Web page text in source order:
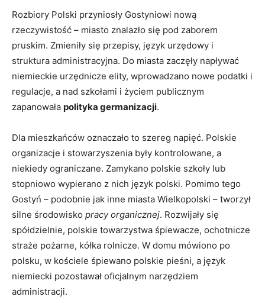
Rozbiory Polski przyniosły Gostyniowi nową
rzeczywistość – miasto znalazło się pod zaborem
pruskim. Zmieniły się przepisy, język urzędowy i
struktura administracyjna. Do miasta zaczęły napływać
niemieckie urzędnicze elity, wprowadzano nowe podatki i
regulacje, a nad szkołami i życiem publicznym
zapanowała polityka germanizacji.
Dla mieszkańców oznaczało to szereg napięć. Polskie
organizacje i stowarzyszenia były kontrolowane, a
niekiedy ograniczane. Zamykano polskie szkoły lub
stopniowo wypierano z nich język polski. Pomimo tego
Gostyń – podobnie jak inne miasta Wielkopolski – tworzył
silne środowisko pracy organicznej. Rozwijały się
spółdzielnie, polskie towarzystwa śpiewacze, ochotnicze
straże pożarne, kółka rolnicze. W domu mówiono po
polsku, w kościele śpiewano polskie pieśni, a język
niemiecki pozostawał oficjalnym narzędziem
administracji.